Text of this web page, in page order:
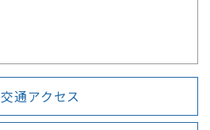
交通アクセス